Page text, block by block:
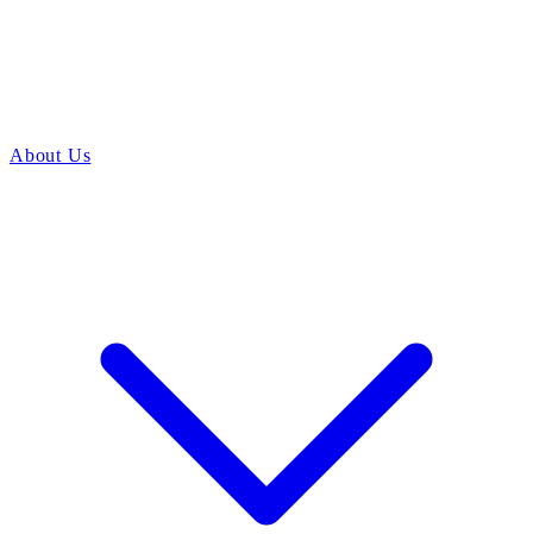
About Us